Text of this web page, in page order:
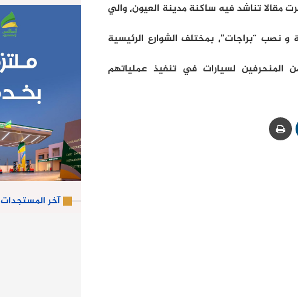
وهذا٬ فقد سبق لـ “الصحراء اليومية”٬ أن نشرت مقالا تناشد فيه ساكنة مدينة العيون٬ والي
السلطات المحلية٬ بتكثيف الحملات الأمنية و نصب “براجات”٬ بمختلف الشوارع الرئيسية
المنحرفين لسيارات في تنفيذ عملياتهم
الامريكية
آخر المستجدات